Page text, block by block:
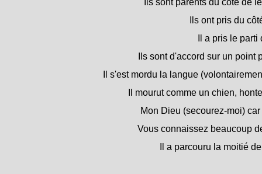
Ils sont parents du côté de
Ils ont pris du
Il a pris le
Ils sont d'accord sur un point
Il s'est mordu la langue
Il mourut comme un chien,
Mon Dieu (secourez-moi)
Vous connaissez beaucoup
Il a parcouru la moitié